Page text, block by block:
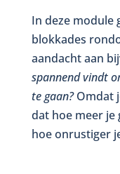
In deze module
blokkades
aandacht aan
spannend vindt
te gaan?Omdat
dat hoe meer je
hoe onrustiger